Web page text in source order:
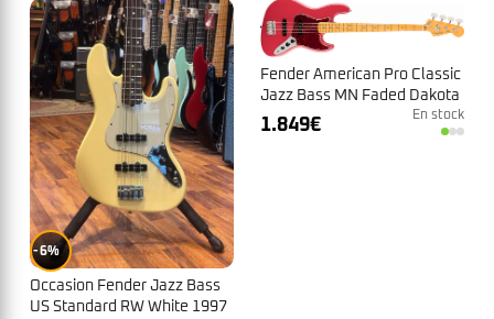
6%
Occasion Fender Jazz Bass
US Standard RW White 1997
Fender American Pro Classic
Jazz Bass MN Faded Dakota
Red
1.849€ En stock